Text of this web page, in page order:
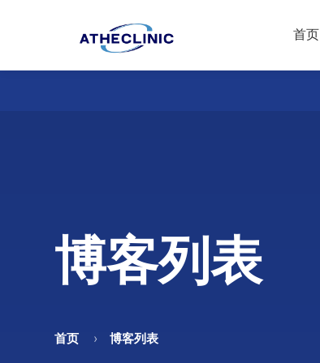
首页
博客列表
首页 博客列表